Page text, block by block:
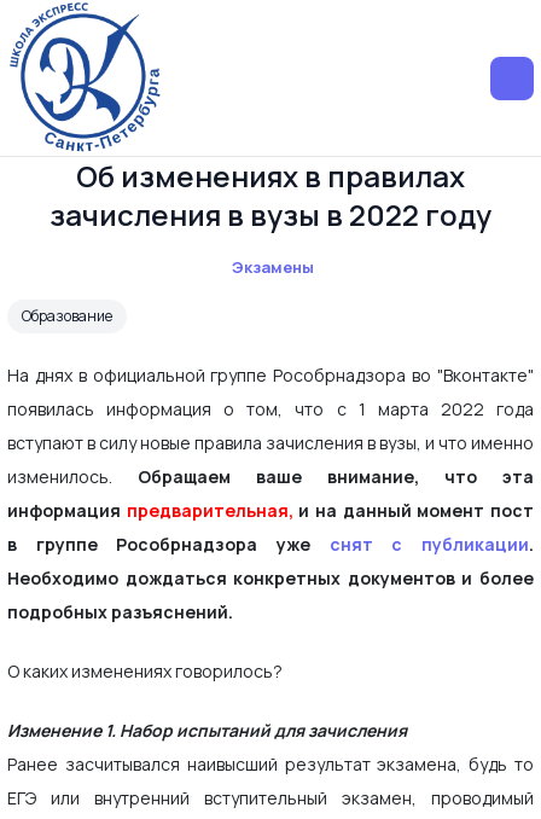
Об изменениях в правилах
зачисления в вузы в 2022 году
Экзамены
Образование
На днях в официальной группе Рособрнадзора во "Вконтакте"
появилась информация о том, что с 1 марта 2022 года
вступают в силу новые правила зачисления в вузы, и что именно
изменилось. Обращаем ваше внимание, что эта
информация предварительная, и на данный момент пост
в группе Рособрнадзора уже снят с публикации.
Необходимо дождаться конкретных документов и более
подробных разъяснений.
О каких изменениях говорилось?
Изменение 1. Набор испытаний для зачисления
Ранее засчитывался наивысший результат экзамена, будь то
ЕГЭ или внутренний вступительный экзамен, проводимый